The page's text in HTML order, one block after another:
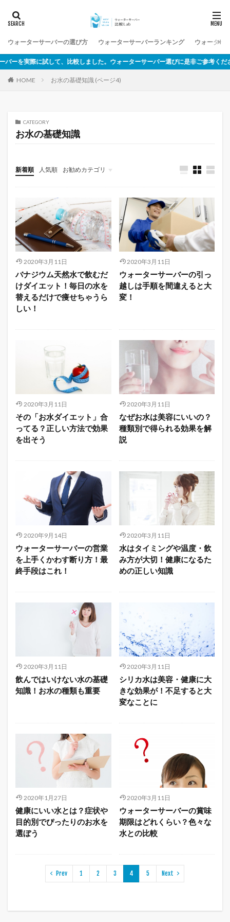
ウォーターサーバーの選び方 ウォーターサーバーランキング ウォーター
実際に試して、比較しました。ウォーターサーバー選びに是非ご参考ください。
HOME お水の基礎知識 (ページ4)
CATEGORY
お水の基礎知識
新着順 人気順 お勧めカテゴリ
未分類
2020年3月11日
バナジウム天然水で飲むだ
けダイエット！毎日の水を
替えるだけで痩せちゃうら
しい！
2020年3月11日
ウォーターサーバーの引っ
越しは手順を間違えると大
変！
2020年3月11日
その「お水ダイエット」合
ってる？正しい方法で効果
を出そう
2020年3月11日
なぜお水は美容にいいの？
種類別で得られる効果を解
説
2020年9月14日
ウォーターサーバーの営業
を上手くかわす断り方！最
終手段はこれ！
2020年3月11日
水はタイミングや温度・飲
み方が大切！健康になるた
めの正しい知識
2020年3月11日
飲んではいけない水の基礎
知識！お水の種類も重要
2020年3月11日
シリカ水は美容・健康に大
きな効果が！不足すると大
変なことに
2020年1月27日
健康にいい水とは？症状や
目的別でぴったりのお水を
選ぼう
2020年3月11日
ウォーターサーバーの賞味
期限はどれくらい？色々な
水との比較
Prev 1 2 3 4 5 Next